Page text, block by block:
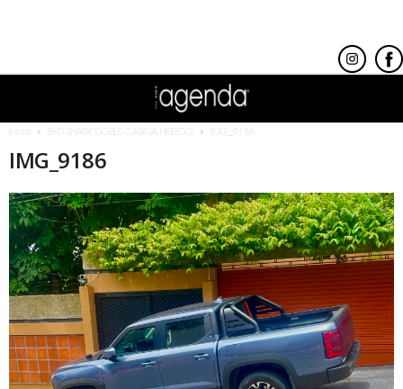
BYD SHARK DOBLE CABINA HIBRIDO IMG_9186
IMG_9186